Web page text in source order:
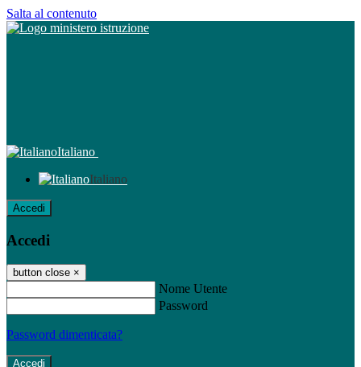
Salta al contenuto
Italiano
Italiano
Accedi
Accedi
button close ×
Nome Utente
Password
Password dimenticata?